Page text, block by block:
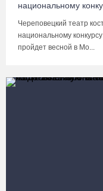
национальному
Череповецкий театр
национальному
пройдет весной в Мо...